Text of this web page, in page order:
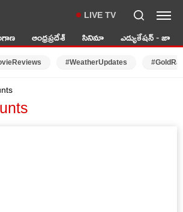
LIVE TV
ఆంధ్రప్రదేశ్ సినిమా ఎడ్యుకేషన్ - జాబ్స్
#WeatherUpdates